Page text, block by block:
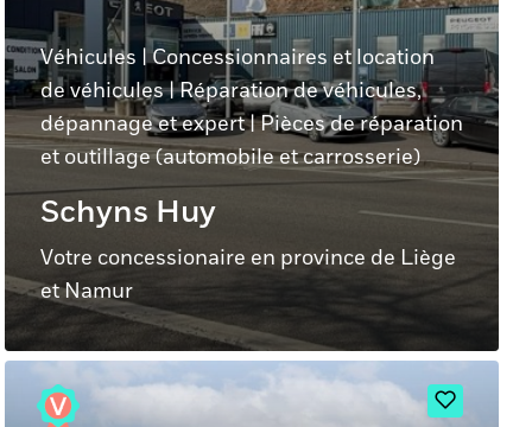
Véhicules |Concessionnaires et location
de véhicules|Réparation de véhicules,
dépannage et expert|Pièces de réparation
et outillage (automobile et carrosserie)
Schyns Huy
Votre concessionaire en province de Liège
et Namur